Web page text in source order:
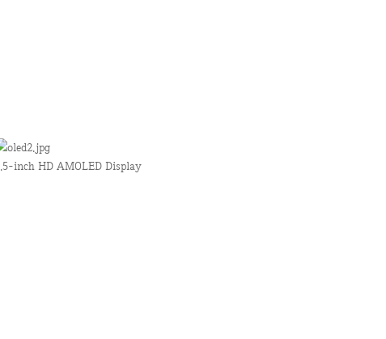
inch HD AMOLED Display